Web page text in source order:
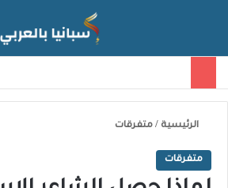
الرئيسية / متفرقات
متفرقات